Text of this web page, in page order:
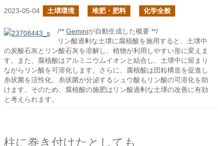
2023-05-04 土壌環境 堆肥・肥料 化学全般
/** Geminiが自動生成した概要 **/
リン酸過剰な土壌に腐植酸を施用すると、土壌中
の炭酸石灰とリン酸石灰を溶解し、植物が利用しやすい形に変えま
す。また、腐植酸はアルミニウムイオンと結合し、土壌中に留まり
ながらリン酸を可溶化します。さらに、腐植酸は団粒構造を促進し
糸状菌を活性化、糸状菌が分泌するシュウ酸もリン酸の可溶化を助
けます。そのため、腐植酸の施肥はリン酸過剰な土壌の改善に有効
と考えられます。
柱に巻き付けたとしても